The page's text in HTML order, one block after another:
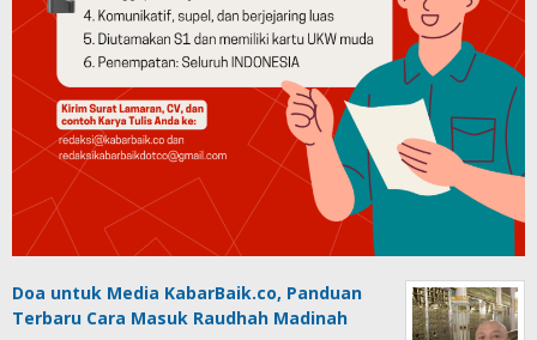
Doa untuk Media KabarBaik.co, Panduan
Terbaru Cara Masuk Raudhah Madinah